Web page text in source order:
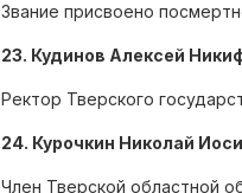
Звание присвоено
23. Кудинов Алексей
Ректор Тверского
24. Курочкин Николай
Член Тверской областной